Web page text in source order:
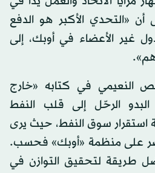
«التحدي الأكبر هو الدفع
غير الأعضاء في أوبك، إلى
لخّص النعيمي في كتابه «خارج
الرحّل إلى قلب النفط
استقرار سوق النفط، حيث يرى
على منظمة «أوبك» فحسب.
طريقة لتحقيق التوازن في